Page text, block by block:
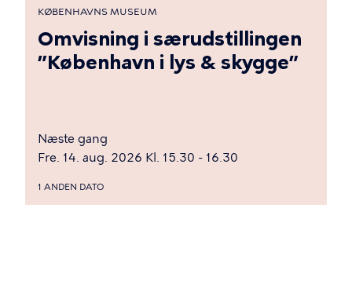
KØBENHAVNS MUSEUM
Omvisning i særudstillingen
”København i lys & skygge”
Næste gang
Fre. 14. aug. 2026 Kl. 15.30 - 16.30
1 ANDEN DATO